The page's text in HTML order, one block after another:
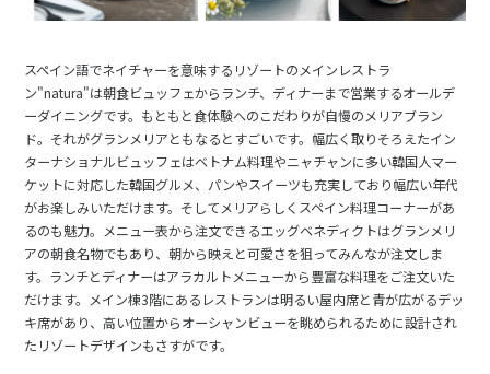
スペイン語でネイチャーを意味するリゾートのメインレストラ
ン"natura"は朝食ビュッフェからランチ、ディナーまで営業するオールデ
ーダイニングです。もともと食体験へのこだわりが自慢のメリアブラン
ド。それがグランメリアともなるとすごいです。幅広く取りそろえたイン
ターナショナルビュッフェはベトナム料理やニャチャンに多い韓国人マー
ケットに対応した韓国グルメ、パンやスイーツも充実しており幅広い年代
がお楽しみいただけます。そしてメリアらしくスペイン料理コーナーがあ
るのも魅力。メニュー表から注文できるエッグベネディクトはグランメリ
アの朝食名物でもあり、朝から映えと可愛さを狙ってみんなが注文しま
す。ランチとディナーはアラカルトメニューから豊富な料理をご注文いた
だけます。メイン棟3階にあるレストランは明るい屋内席と青が広がるデッ
キ席があり、高い位置からオーシャンビューを眺められるために設計され
たリゾートデザインもさすがです。